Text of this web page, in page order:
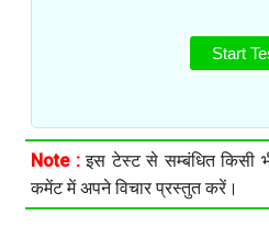
Start
Note :इस टेस्ट से सम्बंधित किसी
कमेंट में अपने विचार प्रस्तुत करें।